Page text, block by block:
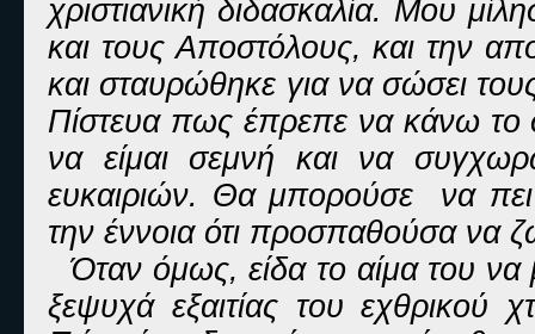
χριστιανική διδασκαλία. Μου
και τους Αποστόλους, και την
και σταυρώθηκε για να σώσει
Πίστευα πως έπρεπε να κάνω
να είμαι σεμνή και να
ευκαιριών. Θα μπορούσε να
την έννοια ότι προσπαθούσα
Όταν όμως, είδα το αίμα του να
ξεψυχά εξαιτίας του